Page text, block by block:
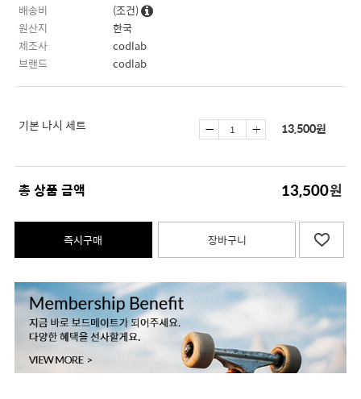
배송비
(조건)
원산지
한국
제조사
codlab
브랜드
codlab
기본 나시 세트 13,500원
총 상품 금액 13,500원
즉시구매 장바구니